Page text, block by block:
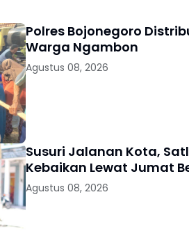
Polres Bojonegoro
Warga Ngambon
Agustus 08, 2026
Susuri Jalanan Kota,
Kebaikan Lewat Jumat
Agustus 08, 2026